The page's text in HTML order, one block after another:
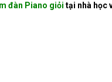
đàn Piano giỏi tại nhà học